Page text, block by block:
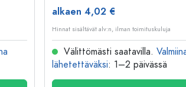
alkaen 4,02 €
Hinnat sisältävät alv:n, ilman toimituskuluja
Välittömästi saatavilla.
lähetettäväksi: 1–2 päivässä